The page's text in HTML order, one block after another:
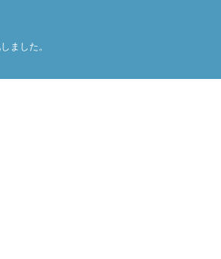
ました。